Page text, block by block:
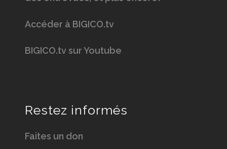
Accéder à BIGICO.tv
BIGICO.tv sur Youtube
Restez informés
Faites un don